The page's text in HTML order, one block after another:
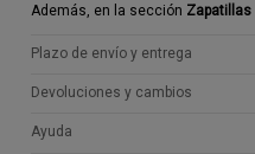
Además, en la sección Zapatillas
Plazo de envío y entrega
Devoluciones y cambios
Ayuda